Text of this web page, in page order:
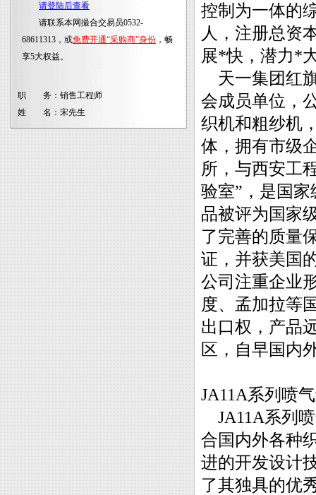
请登陆后查看
请联系本网撮合交易员0532-
68611313，或免费开通“采购商”身份 ，畅
享5大权益。
职 务： 销售工程师
姓 名： 宋先生
控制为一体的
人，注册总资
展*快，潜力*
天一集团红
会成员单位，
织机和粗纱机
体，拥有市级
所，与西安工
验室”，是国
品被评为国家
了完善的质量
证，并获美国
公司注重企业
度、孟加拉等
出口权，产品
区，自早国内
JA11A系列喷
JA11A系列
合国内外各种
进的开发设计
了其独具的优